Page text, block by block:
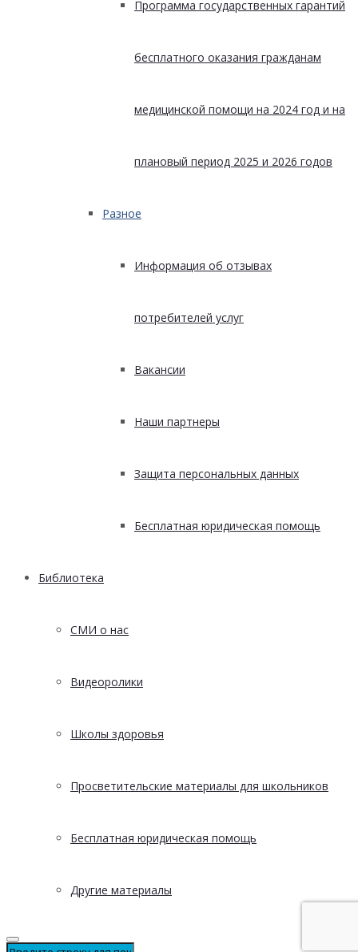
Программа государственных гарантий
бесплатного оказания гражданам
медицинской помощи на 2024 год и на
плановый период 2025 и 2026 годов
Разное
Информация об отзывах
потребителей услуг
Вакансии
Наши партнеры
Защита персональных данных
Бесплатная юридическая помощь
Библиотека
СМИ о нас
Видеоролики
Школы здоровья
Просветительские материалы для школьников
Бесплатная юридическая помощь
Другие материалы